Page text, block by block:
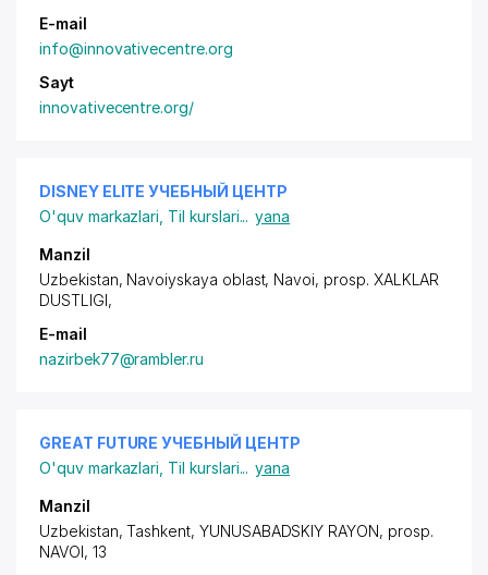
E-mail
info@innovativecentre.org
Sayt
innovativecentre.org/
DISNEY ELITE УЧЕБНЫЙ ЦЕНТР
O'quv markazlari Til kurslari... yana
Manzil
Uzbekistan, Navoiyskaya oblast, Navoi, prosp. XALKLAR
DUSTLIGI,
E-mail
nazirbek77@rambler.ru
GREAT FUTURE УЧЕБНЫЙ ЦЕНТР
O'quv markazlari Til kurslari... yana
Manzil
Uzbekistan, Tashkent, YUNUSABADSKIY RAYON, prosp.
NAVOI, 13